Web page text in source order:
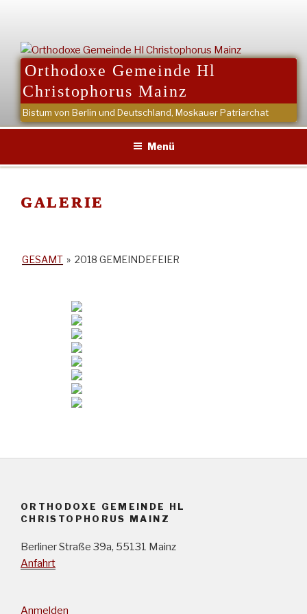
springen
Orthodoxe Gemeinde Hl
Christophorus Mainz
Bistum von Berlin und Deutschland, Moskauer Patriarchat
Menü
GALERIE
GESAMT » 2018 GEMEINDEFEIER
ORTHODOXE GEMEINDE HL
CHRISTOPHORUS MAINZ
Berliner Straße 39a, 55131 Mainz
Anfahrt
Anmelden